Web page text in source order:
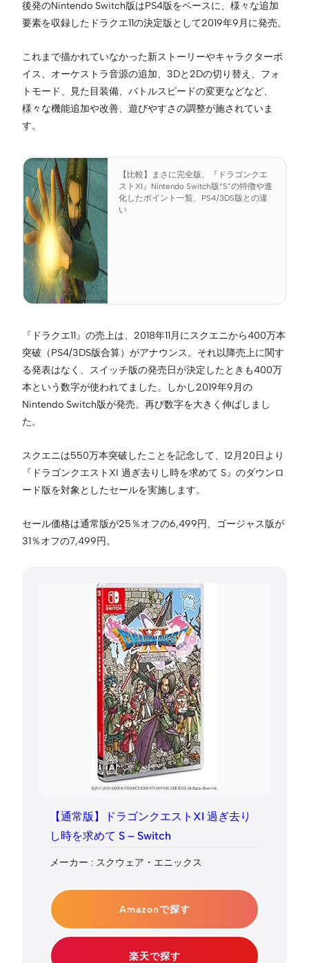
後発のNintendo Switch版はPS4版をベースに、様々な追加
要素を収録したドラクエ11の決定版として2019年9月に発売。
これまで描かれていなかった新ストーリーやキャラクターボ
イス、オーケストラ音源の追加、3Dと2Dの切り替え、フォ
トモード、見た目装備、バトルスピードの変更などなど、
様々な機能追加や改善、遊びやすさの調整が施されていま
す。
【比較】まさに完全版、『ドラゴンクエ
ストXI』Nintendo Switch版“S”の特徴や進
化したポイント一覧、PS4/3DS版との違
い
『ドラクエ11』の売上は、2018年11月にスクエニから400万本
突破（PS4/3DS版合算）がアナウンス。それ以降売上に関す
る発表はなく、スイッチ版の発売日が決定したときも400万
本という数字が使われてました。しかし2019年9月の
Nintendo Switch版が発売。再び数字を大きく伸ばしまし
た。
スクエニは550万本突破したことを記念して、12月20日より
『ドラゴンクエストXI 過ぎ去りし時を求めて S』のダウンロ
ード版を対象としたセールを実施します。
セール価格は通常版が25％オフの6,499円、ゴージャス版が
31％オフの7,499円。
【通常版】ドラゴンクエストXI 過ぎ去り
し時を求めて S – Switch
メーカー : スクウェア・エニックス
Amazonで探す
楽天で探す